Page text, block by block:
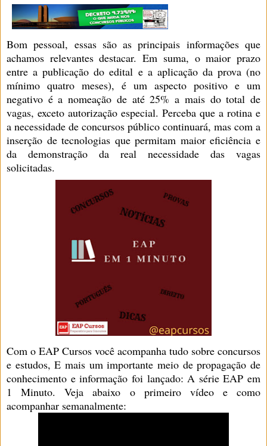
Bom pessoal, essas são as principais informações que
achamos relevantes destacar. Em suma, o maior prazo
entre a publicação do edital e a aplicação da prova (no
mínimo quatro meses), é um aspecto positivo e um
negativo é a nomeação de até 25% a mais do total de
vagas, exceto autorização especial. Perceba que a rotina e
a necessidade de concursos público continuará, mas com a
inserção de tecnologias que permitam maior eficiência e
da demonstração da real necessidade das vagas
solicitadas.
Com o EAP Cursos você acompanha tudo sobre concursos
e estudos, E mais um importante meio de propagação de
conhecimento e informação foi lançado: A série EAP em
1 Minuto. Veja abaixo o primeiro vídeo e como
acompanhar semanalmente: